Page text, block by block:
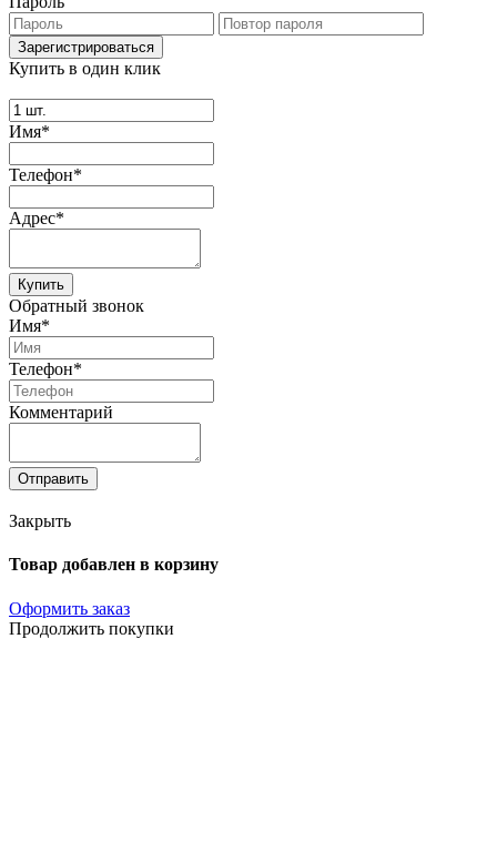
Купить в один клик
Имя*
Телефон*
Адрес*
Купить
Обратный звонок
Имя*
Телефон*
Комментарий
Отправить
Закрыть
Товар добавлен в корзину
Оформить заказ
Продолжить покупки